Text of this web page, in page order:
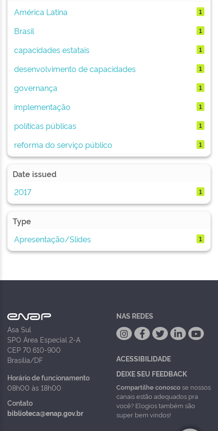
América Latina
1
Brasil 1
capacidades estatais 1
desenvolvimento de capacidades 1
governança 1
implementação 1
políticas públicas 1
reforma do serviço público 1
Date issued
2017
1
Type
Apresentação/Slides
1
Asa Sul
SPO Área Especial 2-A
CEP 70.610-900
Brasília/DF
Horário de funcionamento
08h00 às 18h00
Contato
biblioteca@enap.gov.br
NAS REDES
ACESSIBILIDADE
DEIXE SEU FEEDBACK
Compartilhe conoscose nossos
canais estão adequados pra
você? Elogios também são
super bem vindos!